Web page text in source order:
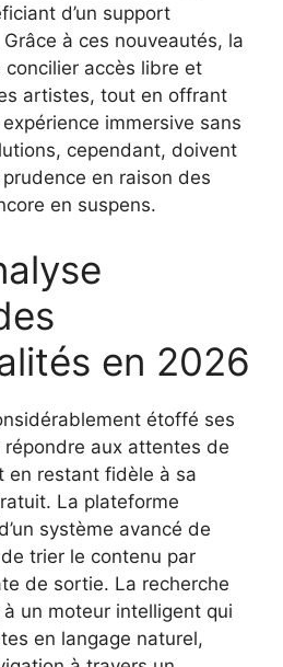
d’un support
à ces nouveautés, la
accès libre et
artistes, tout en offrant
immersive sans
cependant, doivent
en raison des
en suspens.
en 2026
étoffé ses
aux attentes de
en restant fidèle à sa
La plateforme
système avancé de
trier le contenu par
de sortie. La recherche
un moteur intelligent qui
en langage naturel,